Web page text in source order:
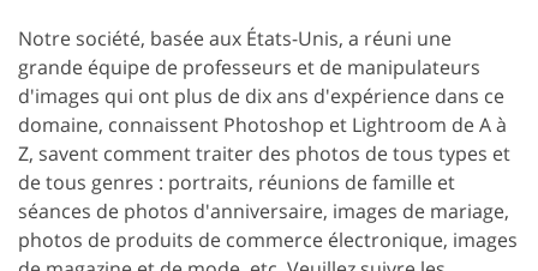
Notre société, basée aux États-Unis, a réuni une
grande équipe de professeurs et de manipulateurs
d'images qui ont plus de dix ans d'expérience dans ce
domaine, connaissent Photoshop et Lightroom de A à
Z, savent comment traiter des photos de tous types et
de tous genres : portraits, réunions de famille et
séances de photos d'anniversaire, images de mariage,
photos de produits de commerce électronique, images